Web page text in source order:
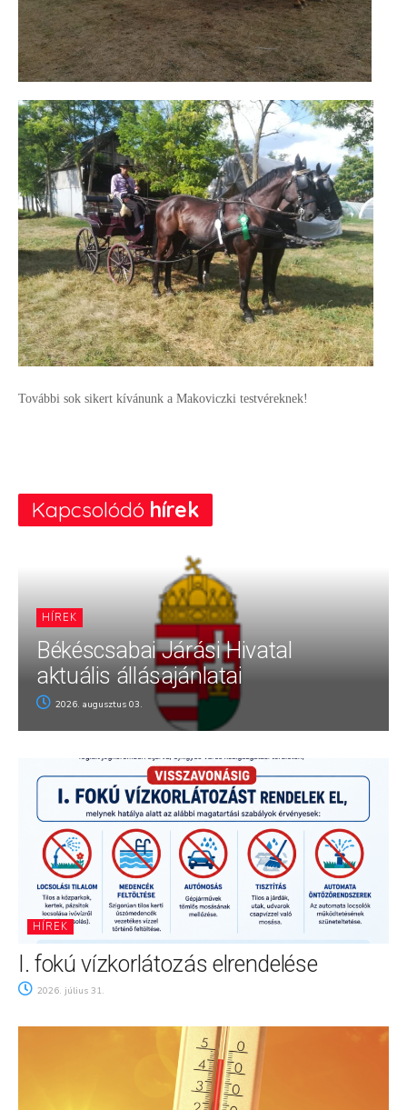
További sok sikert kívánunk a Makoviczki testvéreknek!
Kapcsolódó hírek
HÍREK
Békéscsabai Járási Hivatal
aktuális állásajánlatai
2026. augusztus 03.
HÍREK
I. fokú vízkorlátozás elrendelése
2026. július 31.